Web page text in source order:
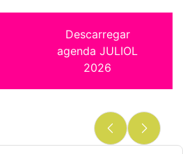
Descarregar
agenda JULIOL
2026